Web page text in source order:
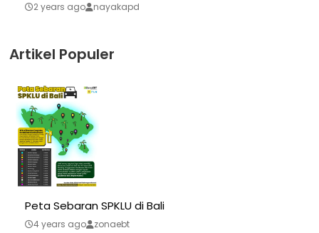
2 years ago nayakapd
Artikel Populer
Peta Sebaran SPKLU di Bali
4 years ago zonaebt